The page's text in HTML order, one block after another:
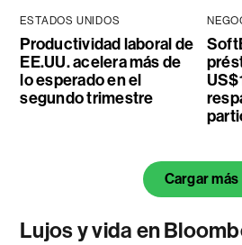
ESTADOS UNIDOS
Productividad laboral de
EE.UU. acelera más de
lo esperado en el
segundo trimestre
Cargar más
Lujos y vida en